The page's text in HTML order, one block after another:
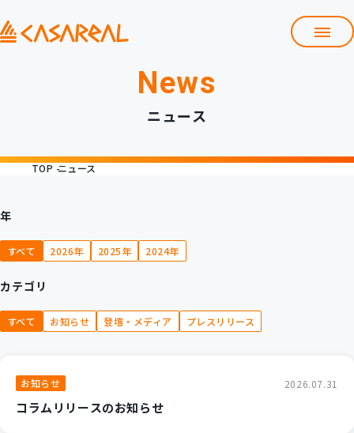
プロダクト開発支援
定型コース
カスタマイズコース 教材購入
パッケージ開発
News
ニュース
TOP ニュース
年
すべて 2026年 2025年 2024年
カテゴリ
すべて お知らせ 登壇・メディア プレスリリース
お知らせ 2026.07.31
コラムリリースのお知らせ